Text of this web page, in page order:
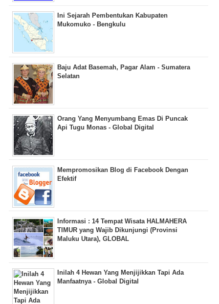
Ini Sejarah Pembentukan Kabupaten
Mukomuko - Bengkulu
Baju Adat Basemah, Pagar Alam - Sumatera
Selatan
Orang Yang Menyumbang Emas Di Puncak
Api Tugu Monas - Global Digital
Mempromosikan Blog di Facebook Dengan
Efektif
Informasi : 14 Tempat Wisata HALMAHERA
TIMUR yang Wajib Dikunjungi (Provinsi
Maluku Utara), GLOBAL
Inilah 4 Hewan Yang Menjijikkan Tapi Ada
Manfaatnya - Global Digital